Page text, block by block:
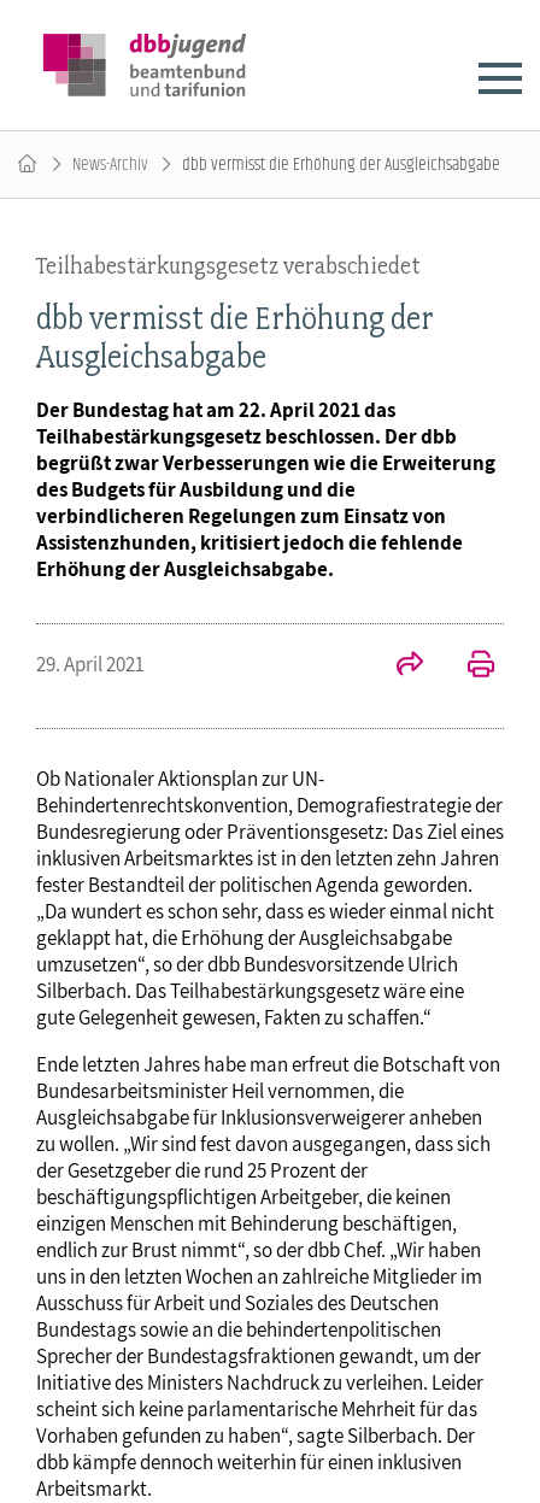
News-Archiv dbb vermisst die Erhöhung der Ausgleichsabgabe
Teilhabestärkungsgesetz verabschiedet
dbb vermisst die Erhöhung der
Ausgleichsabgabe
Der Bundestag hat am 22. April 2021 das
Teilhabestärkungsgesetz beschlossen. Der dbb
begrüßt zwar Verbesserungen wie die Erweiterung
des Budgets für Ausbildung und die
verbindlicheren Regelungen zum Einsatz von
Assistenzhunden, kritisiert jedoch die fehlende
Erhöhung der Ausgleichsabgabe.
29. April 2021
Ob Nationaler Aktionsplan zur UN-
Behindertenrechtskonvention, Demografiestrategie der
Bundesregierung oder Präventionsgesetz: Das Ziel eines
inklusiven Arbeitsmarktes ist in den letzten zehn Jahren
fester Bestandteil der politischen Agenda geworden.
„Da wundert es schon sehr, dass es wieder einmal nicht
geklappt hat, die Erhöhung der Ausgleichsabgabe
umzusetzen“, so der dbb Bundesvorsitzende Ulrich
Silberbach. Das Teilhabestärkungsgesetz wäre eine
gute Gelegenheit gewesen, Fakten zu schaffen.“
Ende letzten Jahres habe man erfreut die Botschaft von
Bundesarbeitsminister Heil vernommen, die
Ausgleichsabgabe für Inklusionsverweigerer anheben
zu wollen. „Wir sind fest davon ausgegangen, dass sich
der Gesetzgeber die rund 25 Prozent der
beschäftigungspflichtigen Arbeitgeber, die keinen
einzigen Menschen mit Behinderung beschäftigen,
endlich zur Brust nimmt“, so der dbb Chef. „Wir haben
uns in den letzten Wochen an zahlreiche Mitglieder im
Ausschuss für Arbeit und Soziales des Deutschen
Bundestags sowie an die behindertenpolitischen
Sprecher der Bundestagsfraktionen gewandt, um der
Initiative des Ministers Nachdruck zu verleihen. Leider
scheint sich keine parlamentarische Mehrheit für das
Vorhaben gefunden zu haben“, sagte Silberbach. Der
dbb kämpfe dennoch weiterhin für einen inklusiven
Arbeitsmarkt.